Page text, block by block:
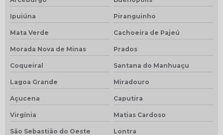
Ipuiúna Piranguinho
Mata Verde Cachoeira de Pajeú
Morada Nova de Minas Prados
Coqueiral Santana do Manhuaçu
Lagoa Grande Miradouro
Açucena Caputira
Virgínia Matias Cardoso
São Sebastião do Oeste Lontra